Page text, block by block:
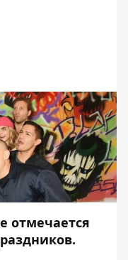
отмечается